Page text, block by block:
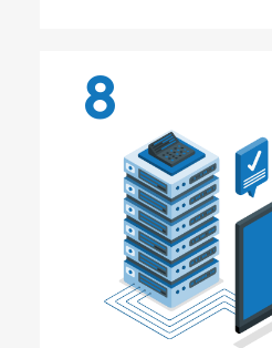
8